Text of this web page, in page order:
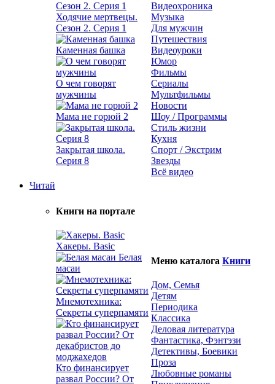
Ходячие мертвецы.
Сезон 2. Серия 1
Каменная башка
О чем говорят
мужчины
Мама не горюй 2
Закрытая школа.
Серия 8
Видеохроника
Музыка
Для мужчин
Путешествия
Видеоуроки
Юмор
Фильмы
Сериалы
Мультфильмы
Новости
Шоу / Программы
Стиль жизни
Кухня
Спорт / Экстрим
Звезды
Всё видео
Читай
Книги на портале
Хакеры. Basic
Белая
масаи
Мнемотехника:
Секреты суперпамяти
Кто финансирует
развал России? От
Меню каталога Книги
Дом, Семья
Детям
Периодика
Классика
Деловая литература
Фантастика, Фэнтэзи
Детективы, Боевики
Проза
Любовные романы